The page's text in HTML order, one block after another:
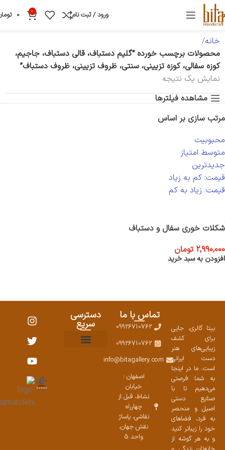
ورود / ثبت نام 0
0
خانه
محصولات برچسب خورده “گلیم دستباف، قالی دستباف، جاجیم،
کوزه سفالی، کوزه تزیینی، سنتی، ظروف تزیینی، ظروف دستباف”
نمایش یک نتیجه
مشاهده فیلترها
مرتب سازی بر اساس
محبوبیت
متوسط امتیاز
جدیدترین
قیمت: کم به زیاد
قیمت: زیاد به کم
شکلات خوری سفال و دستباف
2,990,000 تومان
افزودن به سبد خرید
بیتا گالری، جایی
برای کشف
زیبایی‌های هنر
دست ایرانی
است. ما در اینجا
به شما فرصتی
می‌دهیم تا با
صنایع دستی
اصیل و منحصر
به فرد، فضاهای
خود را زیباتر کنید
و به هر گوشه از
تماس با ما
09926710762
09926710762
info@bitagallery.com
اصفهان :
خیابان
نشاط، قبل از
چهارراه
نقاشی، پاساژ
نقش جهان،
واحد 5
دسترسی
سریع